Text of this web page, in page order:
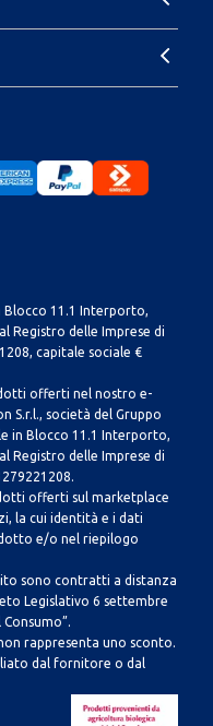
Blocco 11.1 Interporto,
Registro delle Imprese di
capitale sociale €
offerti nel nostro e-
S.r.l., società del Gruppo
in Blocco 11.1 Interporto,
Registro delle Imprese di
offerti sul marketplace
la cui identità e i dati
e/o nel riepilogo
sono contratti a distanza
Legislativo 6 settembre
rappresenta uno sconto.
dal fornitore o dal